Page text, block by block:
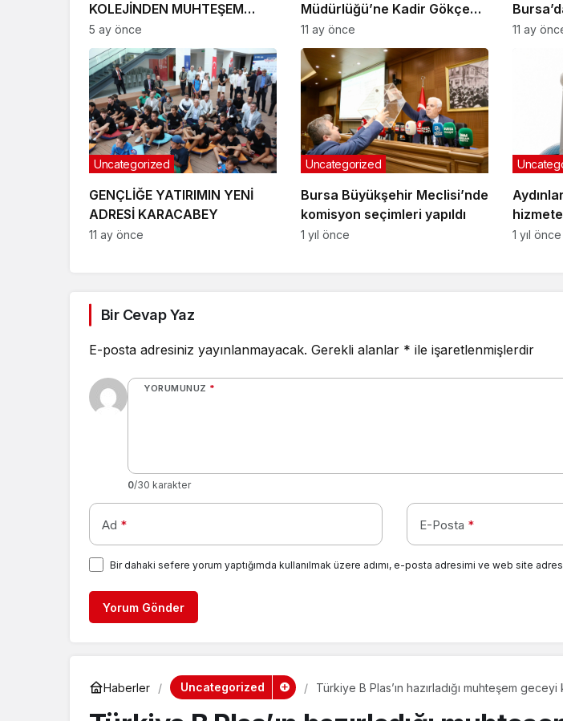
KOLEJİNDEN MUHTEŞEM
NEVRUZ ETKİNLİKLERİ
5 ay önce
Müdürlüğü’ne Kadir Gökçe
atandı
11 ay önce 11 ay
GENÇLİĞE YATIRIMIN YENİ
ADRESİ KARACABEY
Uncategorized
11 ay önce
Bursa Büyükşehir Meclisi’nde
komisyon seçimleri yapıldı
Uncategorized
1 yıl önce 1 yıl önce
Bir Cevap Yaz
E-posta adresiniz yayınlanmayacak. Gerekli alanlar * ile işaretlenmişlerdir
YORUMUNUZ *
0/30 karakter
Ad * E-Posta *
Bir dahaki sefere yorum yaptığımda kullanılmak üzere adımı, e-posta adresimi ve web site
Yorum Gönder
Haberler Uncategorized Türkiye B Plas’ın hazırladığı muhteşem